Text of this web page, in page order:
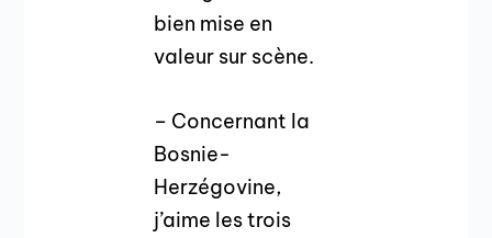
bien mise en
valeur sur scène.
– Concernant la
Bosnie-
Herzégovine,
j’aime les trois